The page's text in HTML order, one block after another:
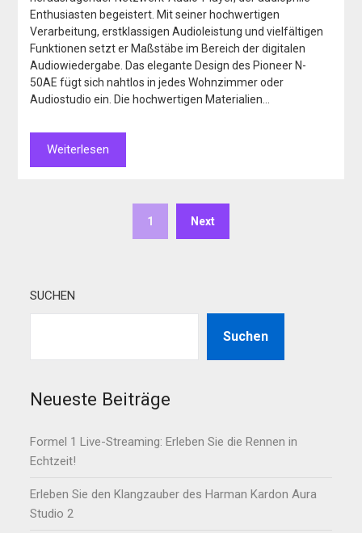
Enthusiasten begeistert. Mit seiner hochwertigen
Verarbeitung, erstklassigen Audioleistung und vielfältigen
Funktionen setzt er Maßstäbe im Bereich der digitalen
Audiowiedergabe. Das elegante Design des Pioneer N-
50AE fügt sich nahtlos in jedes Wohnzimmer oder
Audiostudio ein. Die hochwertigen Materialien…
Weiterlesen
1 Next
SUCHEN
Suchen
Neueste Beiträge
Formel 1 Live-Streaming: Erleben Sie die Rennen in
Echtzeit!
Erleben Sie den Klangzauber des Harman Kardon Aura
Studio 2